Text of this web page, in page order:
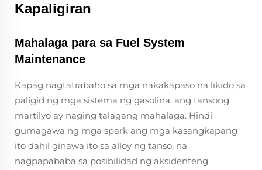
Kapaligiran
Mahalaga para sa Fuel System
Maintenance
Kapag nagtatrabaho sa mga nakakapaso na likido sa
paligid ng mga sistema ng gasolina, ang tansong
martilyo ay naging talagang mahalaga. Hindi
gumagawa ng mga spark ang mga kasangkapang
ito dahil ginawa ito sa alloy ng tanso, na
nagpapababa sa posibilidad ng aksidenteng